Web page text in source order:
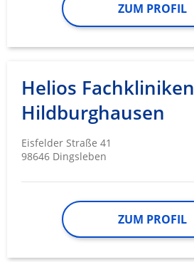
ZUM PROFIL
Helios Fachkliniken
Hildburghausen
Eisfelder Straße 41
98646 Dingsleben
ZUM PROFIL